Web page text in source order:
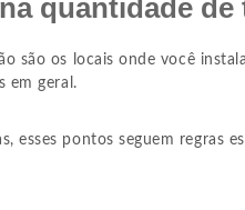
quantidade de
são os locais onde você
em geral.
esses pontos seguem regras